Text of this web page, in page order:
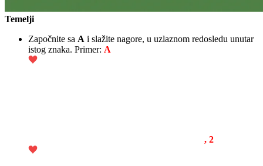
Temelji
Započnite sa A i slažite nagore, u uzlaznom redosledu unutar
istog znaka. Primer: A
, 2